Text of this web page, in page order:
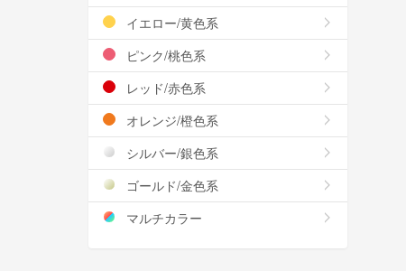
イエロー/黄色系
ピンク/桃色系
レッド/赤色系
オレンジ/橙色系
シルバー/銀色系
ゴールド/金色系
マルチカラー